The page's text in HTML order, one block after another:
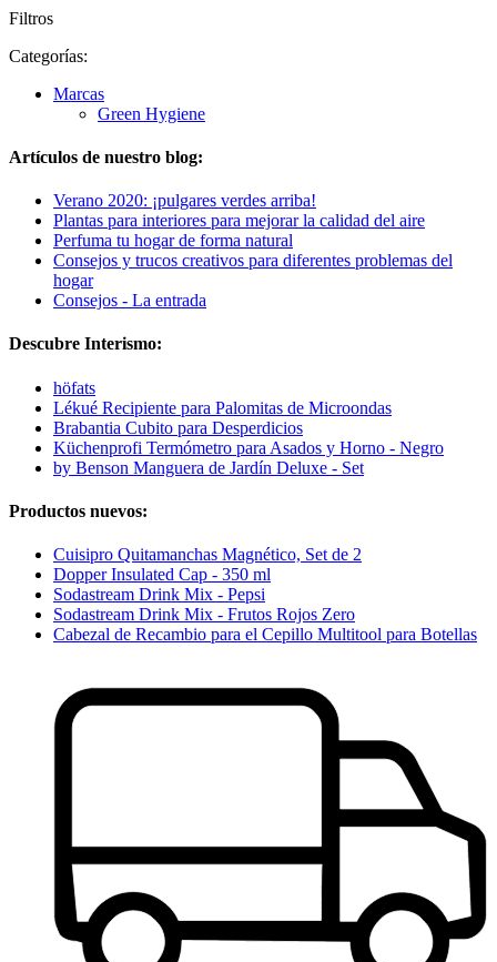
Filtros
Categorías:
Marcas
Green Hygiene
Artículos de nuestro blog:
Verano 2020: ¡pulgares verdes arriba!
Plantas para interiores para mejorar la calidad del aire
Perfuma tu hogar de forma natural
Consejos y trucos creativos para diferentes problemas del
hogar
Consejos - La entrada
Descubre Interismo:
höfats
Lékué Recipiente para Palomitas de Microondas
Brabantia Cubito para Desperdicios
Küchenprofi Termómetro para Asados y Horno - Negro
by Benson Manguera de Jardín Deluxe - Set
Productos nuevos:
Cuisipro Quitamanchas Magnético, Set de 2
Dopper Insulated Cap - 350 ml
Sodastream Drink Mix - Pepsi
Sodastream Drink Mix - Frutos Rojos Zero
Cabezal de Recambio para el Cepillo Multitool para Botellas